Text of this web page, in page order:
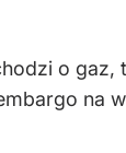
o gaz,
na